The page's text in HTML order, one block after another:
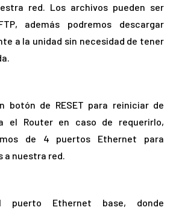
red. Los archivos pueden ser
además podremos descargar
a la unidad sin necesidad de tener
botón de RESET para reiniciar de
el Router en caso de requerirlo,
de 4 puertos Ethernet para
a nuestra red.
puerto Ethernet base, donde